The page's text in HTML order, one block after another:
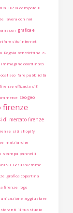
lucia campatelli
lavora con noi
grafica e
rifare sito internet
Regola benedettina e-
immagine coordinata
local seo fare pubblicità
efficacia siti
seo geo
firenze
di mercato firenze
siti shopify
matriarche
stampa pannelli
90 Gerusalemme
grafica copertina
firenze logo
aggiustare
il tuo studio